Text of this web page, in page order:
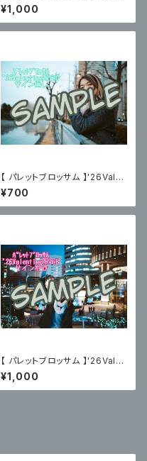
ntine限定ブロマイドC〈サイン
有〉
¥1,000
【 パレットブロッサム 】'26Vale
ntine限定ブロマイドC〈サイン
無〉
¥700
【 パレットブロッサム 】'26Vale
ntine限定ブロマイドB〈サイン
有〉
¥1,000